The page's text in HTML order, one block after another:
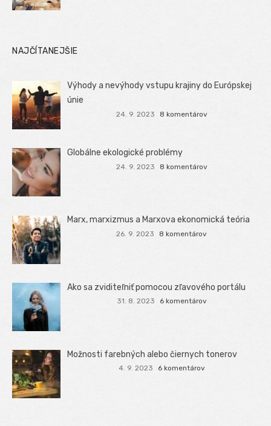
NAJČÍTANEJŠIE
Výhody a nevýhody vstupu krajiny do Európskej
únie
24. 9. 2023 8 komentárov
Globálne ekologické problémy
24. 9. 2023 8 komentárov
Marx, marxizmus a Marxova ekonomická teória
26. 9. 2023 8 komentárov
Ako sa zviditeľniť pomocou zľavového portálu
31. 8. 2023 6 komentárov
Možnosti farebných alebo čiernych tonerov
4. 9. 2023 6 komentárov